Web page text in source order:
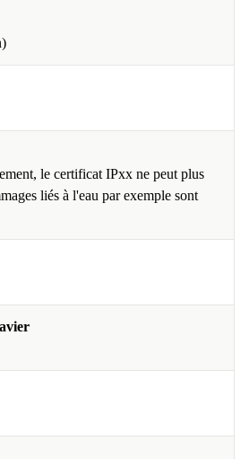
le certificat IPxx ne peut plus
liés à l'eau par exemple sont